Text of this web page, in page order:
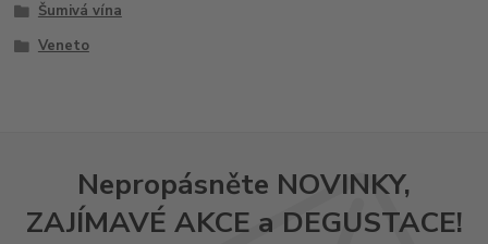
Šumivá vína
Veneto
Nepropásněte NOVINKY,
ZAJÍMAVÉ AKCE a DEGUSTACE!